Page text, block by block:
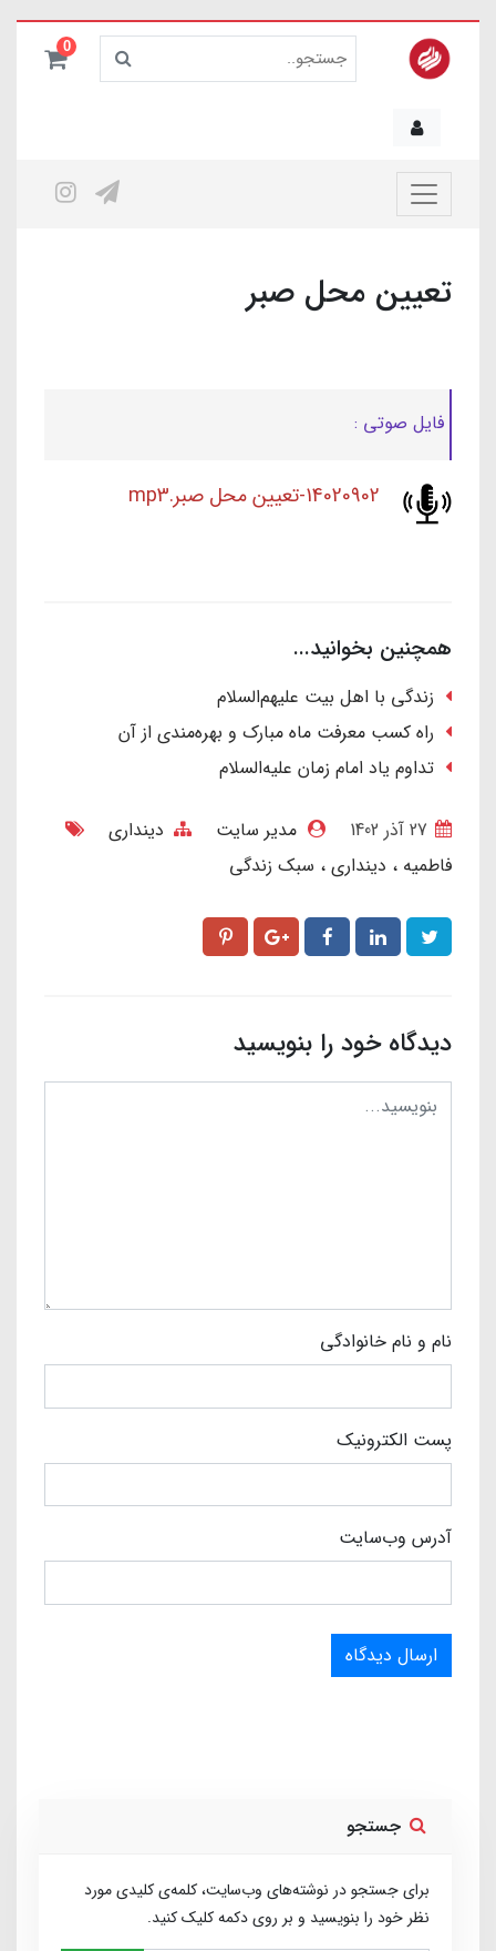
0
تعیین محل صبر
فایل صوتی :
14020902-تعیین محل صبر.mp3
همچنین بخوانید...
زندگی با اهل بیت علیهم‌السلام
راه کسب معرفت ماه مبارک و بهره‌مندی از آن
تداوم یاد امام زمان علیه‌السلام
مدیر سایت
دینداری
فاطمیه
دینداری سبک زندگی
دیدگاه خود را بنویسید
نام و نام خانوادگی
پست الکترونیک
آدرس وب‌سایت
ارسال دیدگاه
جستجو
برای جستجو در نوشته‌های وب‌سایت، کلمه‌ی کلیدی مورد
نظر خود را بنویسید و بر روی دکمه کلیک کنید.